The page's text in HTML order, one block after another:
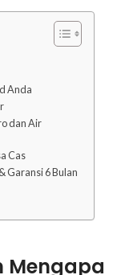
Anda
dan Air
Cas
Garansi 6 Bulan
Mengapa